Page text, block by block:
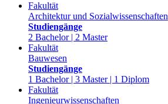
Fakultät
Architektur und Sozialwissenschaften
Studiengänge
2 Bachelor | 2 Master
Fakultät
Bauwesen
Studiengänge
1 Bachelor | 3 Master | 1 Diplom
Fakultät
Ingenieurwissenschaften